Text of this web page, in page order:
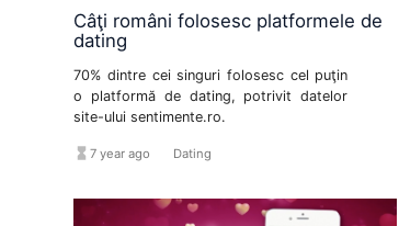
Câţi români folosesc platformele de
dating
70% dintre cei singuri folosesc cel puţin
o platformă de dating, potrivit datelor
site-ului sentimente.ro.
hourglass_full7 year ago Dating